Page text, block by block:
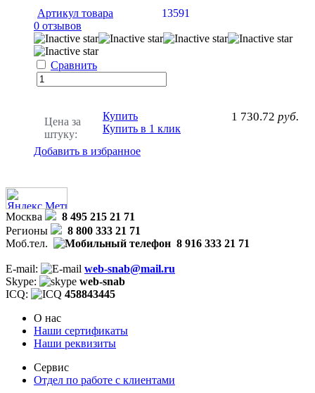
Артикул товара
13591
0 отзывов
Сравнить
Цена за
штуку:
1 730.72 руб.
Купить
Купить в 1 клик
Добавить в избранное
Москва
8 495 215 21 71
Регионы
8 800 333 21 71
Моб.тел.
8 916 333 21 71
E-mail:
web-snab@mail.ru
Skype:
web-snab
ICQ:
458843445
О нас
Наши сертификаты
Наши реквизиты
Сервис
Отдел по работе с клиентами